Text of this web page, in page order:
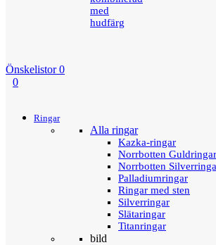
Önskelistor 0
0
Ringar
Alla ringar
Kazka-ringar
Norrbotten Guldringar
Norrbotten
Palladiumringar
Ringar med sten
Silverringar
Slätaringar
Titanringar
bild